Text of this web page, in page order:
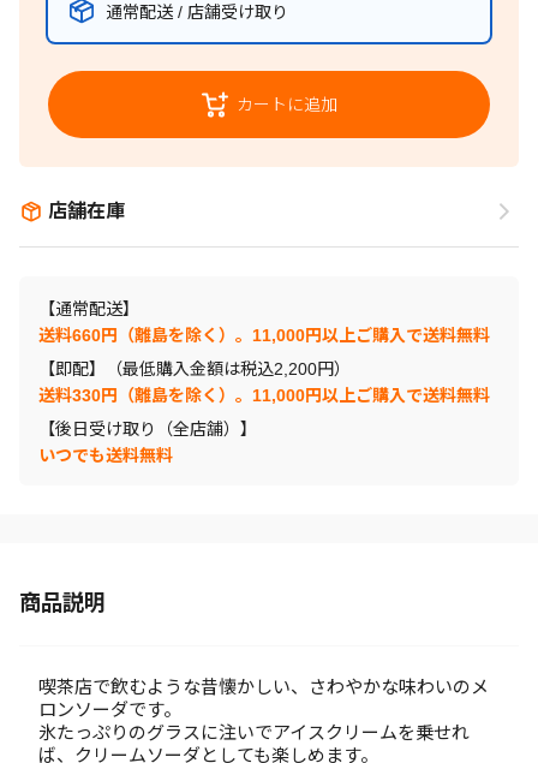
通常配送 / 店舗受け取り
カートに追加
店舗在庫
【通常配送】
送料660円（離島を除く）。11,000円以上ご購入で送料無料
【即配】（最低購入金額は税込2,200円）
送料330円（離島を除く）。11,000円以上ご購入で送料無料
【後日受け取り（全店舗）】
いつでも送料無料
商品説明
喫茶店で飲むような昔懐かしい、さわやかな味わいのメ
ロンソーダです。
氷たっぷりのグラスに注いでアイスクリームを乗せれ
ば、クリームソーダとしても楽しめます。